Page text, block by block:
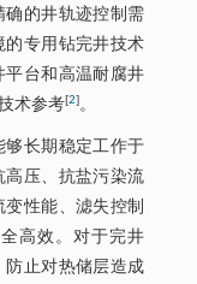
的井轨迹控制需
专用钻完井技术
台和高温耐腐井
术参考[2]。
长期稳定工作于
高压、抗盐污染流
性能、滤失控制
高效。对于完井
止对热储层造成